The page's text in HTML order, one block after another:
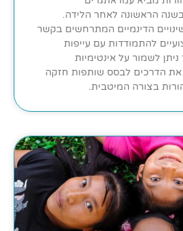
הראשונה לאחר הלידה.
הדינמיים המתרחשים בקשר
להתמודדות עם עייפות
לשמור על אינטימיות
את הדרכים לבסס שותפות חזקה
בצורה המיטבית.